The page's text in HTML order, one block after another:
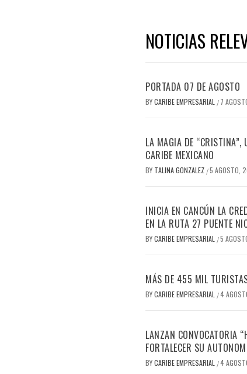
NOTICIAS
PORTADA 07 DE AGOSTO
BYCARIBE EMPRESARIAL / 7
LA MAGIA DE “CRISTINA”,
CARIBE MEXICANO
BY TALINA GONZALEZ /5 AGOSTO,
INICIA EN CANCÚN LA
EN LA RUTA 27 PUENTE
BYCARIBE EMPRESARIAL /5
MÁS DE 455 MIL
BYCARIBE EMPRESARIAL /4
LANZAN CONVOCATORIA
FORTALECER SU
BYCARIBE EMPRESARIAL /4